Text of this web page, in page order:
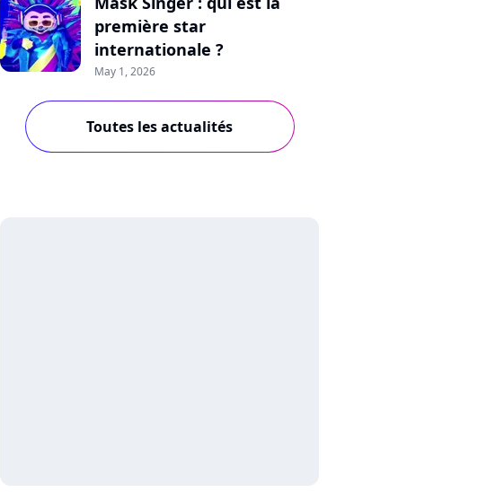
première star
internationale ?
May 1, 2026
Toutes les actualités